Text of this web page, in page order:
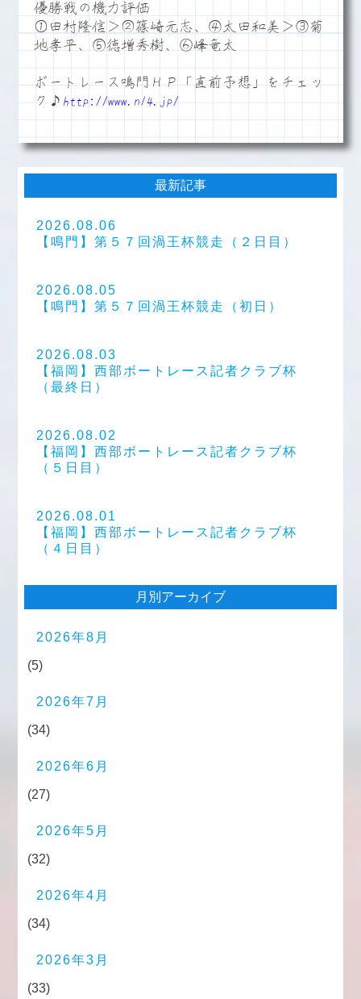
優勝戦の機力評価
①田村隆信＞②篠崎元志、④太田和美＞③菊
地孝平、⑤徳増秀樹、⑥峰竜太
ボートレース鳴門ＨＰ「直前予想」をチェッ
ク♪ http://www.n14.jp/
最新記事
2026.08.06
【鳴門】第５７回渦王杯競走（２日目）
2026.08.05
【鳴門】第５７回渦王杯競走（初日）
2026.08.03
【福岡】西部ボートレース記者クラブ杯
（最終日）
2026.08.02
【福岡】西部ボートレース記者クラブ杯
（５日目）
2026.08.01
【福岡】西部ボートレース記者クラブ杯
（４日目）
月別アーカイブ
2026年8月
(5)
2026年7月
(34)
2026年6月
(27)
2026年5月
(32)
2026年4月
(34)
2026年3月
(33)